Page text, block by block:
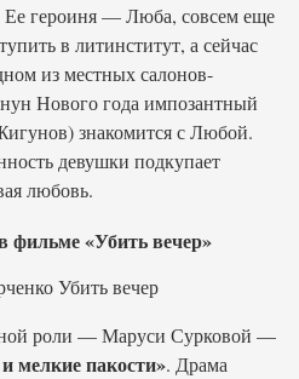
Ее героиня — Люба, совсем еще
в литинститут, а сейчас
из местных салонов-
Нового года импозантный
знакомится с Любой.
девушки подкупает
любовь.
«Убить вечер»
роли — Маруси Сурковой —
мелкие пакости». Драма